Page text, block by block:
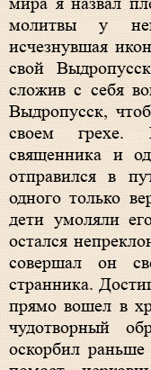
молитвы у
исчезнувшая
свой
сложив с себя
Выдропусск,
своем грехе.
священника и
отправился в
одного только
дети умоляли
остался
совершал он
странника.
прямо вошел в
чудотворный
оскорбил